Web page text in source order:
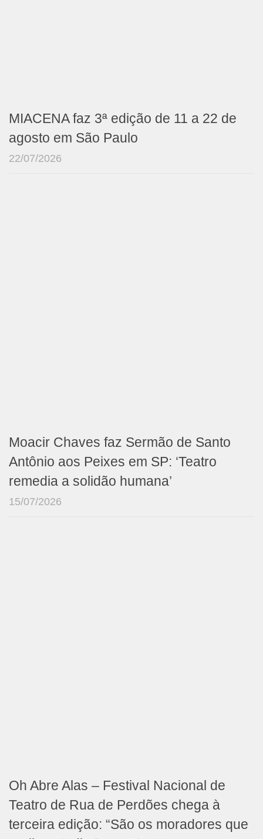
MIACENA faz 3ª edição de 11 a 22 de
agosto em São Paulo
22/07/2026
Moacir Chaves faz Sermão de Santo
Antônio aos Peixes em SP: ‘Teatro
remedia a solidão humana’
15/07/2026
Oh Abre Alas – Festival Nacional de
Teatro de Rua de Perdões chega à
terceira edição: “São os moradores que